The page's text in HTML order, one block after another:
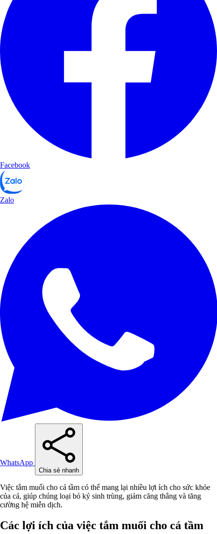
Facebook
Zalo
WhatsApp
Chia sẻ nhanh
Việc tắm muối cho cá tầm có thể mang lại nhiều lợi ích cho sức khỏe
của cá, giúp chúng loại bỏ ký sinh trùng, giảm căng thẳng và tăng
cường hệ miễn dịch.
Các lợi ích của việc tắm muối cho cá tầm